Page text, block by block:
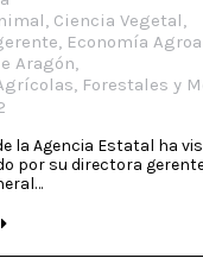
, Ciencia Vegetal,
, Economía
Aragón,
Forestales y
la Agencia Estatal ha
por su directora